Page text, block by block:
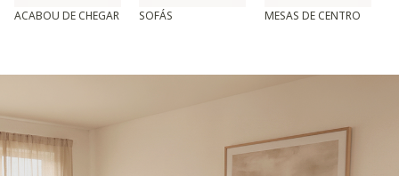
ACABOU DE CHEGAR SOFÁS MESAS DE CENTRO